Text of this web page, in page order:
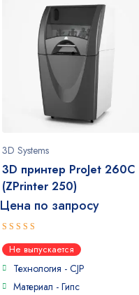
3D Systems
3D принтер ProJet 260С
(ZPrinter 250)
Цена по запросу
4out of
5Не выпускается
Технология - CJP
Материал - Гипс